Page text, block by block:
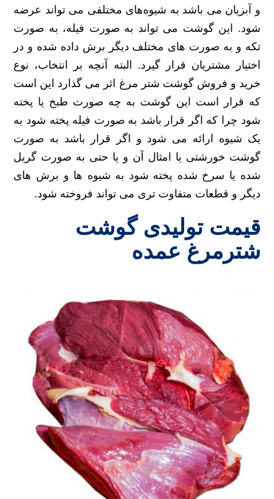
و آبزیان می باشد به شیوه‌های مختلفی می ‌تواند عرضه
شود. این گوشت می ‌تواند به صورت فیله، به صورت
تکه و به صورت های مختلف دیگر برش داده شده و در
اختیار مشتریان قرار گیرد. البته آنچه بر انتخاب، نوع
خرید و فروش گوشت شتر مرغ اثر می ‌گذارد این است
که قرار است این گوشت به چه صورت طبخ یا پخته
شود چرا که اگر قرار باشد به صورت فیله پخته شود به
یک شیوه ارائه می شود و اگر قرار باشد به صورت
گوشت خورشتی یا امثال آن و یا حتی به صورت گریل
شده یا سرخ شده پخته شود به شیوه ها و برش های
دیگر و قطعات متفاوت تری می تواند فروخته شود.
قیمت تولیدی گوشت
شترمرغ عمده